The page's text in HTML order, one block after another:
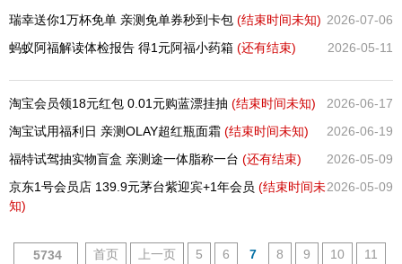
2026-07-06
瑞幸送你1万杯免单 亲测免单券秒到卡包 (结束时间未知)
2026-05-11
蚂蚁阿福解读体检报告 得1元阿福小药箱 (还有结束)
2026-06-17
淘宝会员领18元红包 0.01元购蓝漂挂抽 (结束时间未知)
2026-06-19
淘宝试用福利日 亲测OLAY超红瓶面霜 (结束时间未知)
2026-05-09
福特试驾抽实物盲盒 亲测途一体脂称一台 (还有结束)
2026-05-09
京东1号会员店 139.9元茅台紫迎宾+1年会员 (结束时间未
知)
5734 首页 上一页 5 6 7 8 9 10
11